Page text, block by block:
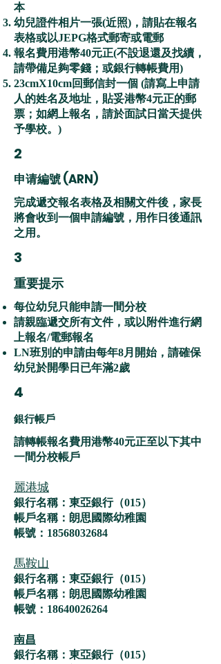
本
幼兒證件相片一張(近照)，請貼在報名
表格或以JEPG格式郵寄或電郵
報名費用港幣40元正(不設退還及找續，
請帶備足夠零錢；或銀行轉帳費用)
23cmX10cm回郵信封一個 (請寫上申請
人的姓名及地址，貼妥港幣4元正的郵
票；如網上報名，請於面試日當天提供
予學校。)
2
申请編號 (ARN)
完成遞交報名表格及相關文件後，家長
將會收到一個申請編號，用作日後通訊
之用。
3
重要提示
每位幼兒只能申請一間分校
請親臨遞交所有文件，或以附件進行網
上報名/電郵報名
LN班別的申請由每年8月開始，請確保
幼兒於開學日已年滿2歲
4
銀行帳戶
​請轉帳報名費用港幣40元正至以下其中
一間分校帳戶
麗港城
銀行名稱：東亞銀行（015）
帳戶名稱：朗思國際幼稚園
帳號：18568032684
馬鞍山
銀行名稱：東亞銀行（015）
帳戶名稱：朗思國際幼稚園
帳號：18640026264
南昌
銀行名稱：東亞銀行（015）